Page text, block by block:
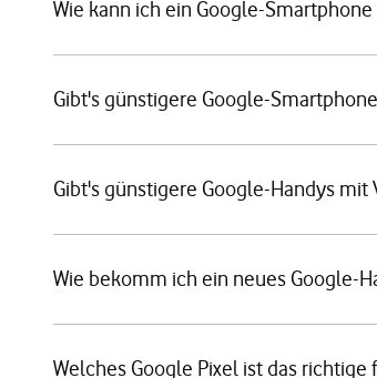
Wie kann ich ein Google-
Gibt's günstigere Google-
Gibt's günstigere Google-Handys mit
Wie bekomm ich ein neues Google-
Welches Google Pixel ist das richtige